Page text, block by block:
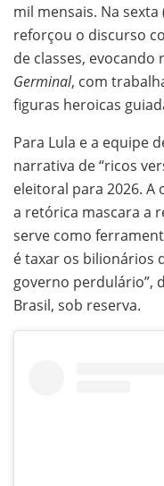
mil mensais. Na
reforçou o discurso
de classes, evocando
Germinal, com
figuras heroicas
Para Lula e a equipe
narrativa de “ricos
eleitoral para 2026.
a retórica mascara a
serve como
é taxar os bilionários
governo perdulário”,
Brasil, sob reserva.